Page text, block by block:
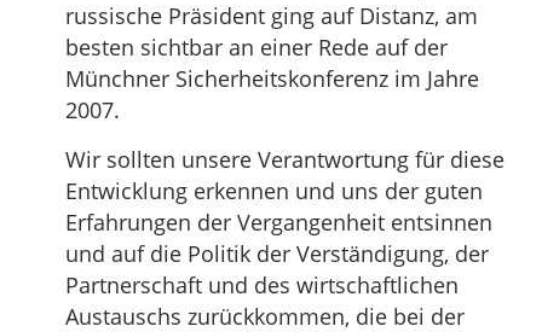
russische Präsident ging auf Distanz, am
besten sichtbar an einer Rede auf der
Münchner Sicherheitskonferenz im Jahre
2007.
Wir sollten unsere Verantwortung für diese
Entwicklung erkennen und uns der guten
Erfahrungen der Vergangenheit entsinnen
und auf die Politik der Verständigung, der
Partnerschaft und des wirtschaftlichen
Austauschs zurückkommen, die bei der